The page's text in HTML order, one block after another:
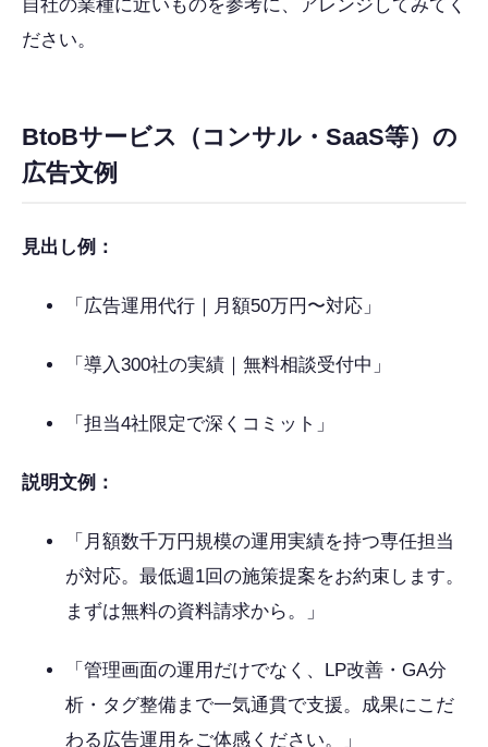
自社の業種に近いものを参考に、アレンジしてみてく
ださい。
BtoBサービス（コンサル・SaaS等）の
広告文例
見出し例：
「広告運用代行｜月額50万円〜対応」
「導入300社の実績｜無料相談受付中」
「担当4社限定で深くコミット」
説明文例：
「月額数千万円規模の運用実績を持つ専任担当
が対応。最低週1回の施策提案をお約束します。
まずは無料の資料請求から。」
「管理画面の運用だけでなく、LP改善・GA分
析・タグ整備まで一気通貫で支援。成果にこだ
わる広告運用をご体感ください。」